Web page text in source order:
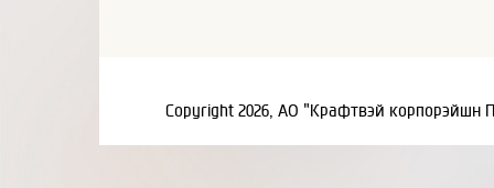
Copyright 2026, АО "Крафтвэй корпорэйшн